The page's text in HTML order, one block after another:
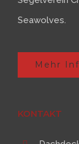
Seawolves.
Mehr
KONTAKT